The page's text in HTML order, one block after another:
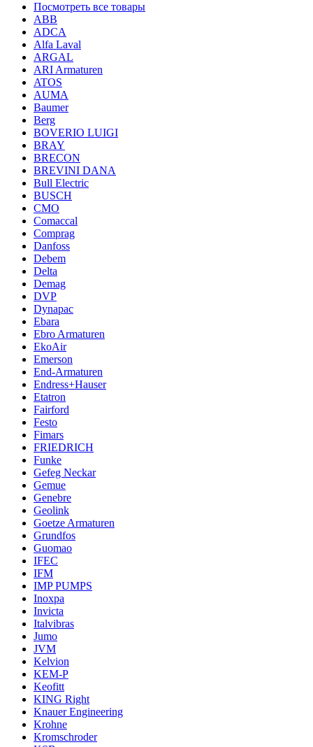
Посмотреть все товары
ABB
ADCA
Alfa Laval
ARGAL
ARI Armaturen
ATOS
AUMA
Baumer
Berg
BOVERIO LUIGI
BRAY
BRECON
BREVINI DANA
Bull Electric
BUSCH
CMO
Comaccal
Comprag
Danfoss
Debem
Delta
Demag
DVP
Dynapac
Ebara
Ebro Armaturen
EkoAir
Emerson
End-Armaturen
Endress+Hauser
Etatron
Fairford
Festo
Fimars
FRIEDRICH
Funke
Gefeg Neckar
Gemue
Genebre
Geolink
Goetze Armaturen
Grundfos
Guomao
IFEC
IFM
IMP PUMPS
Inoxpa
Invicta
Italvibras
Jumo
JVM
Kelvion
KEM-P
Keofitt
KING Right
Knauer Engineering
Krohne
Kromschroder